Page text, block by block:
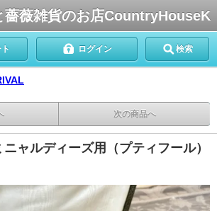
薔薇雑貨のお店CountryHouseK
ログイン 検索
次の商品へ
ャルディーズ用（プティフール）